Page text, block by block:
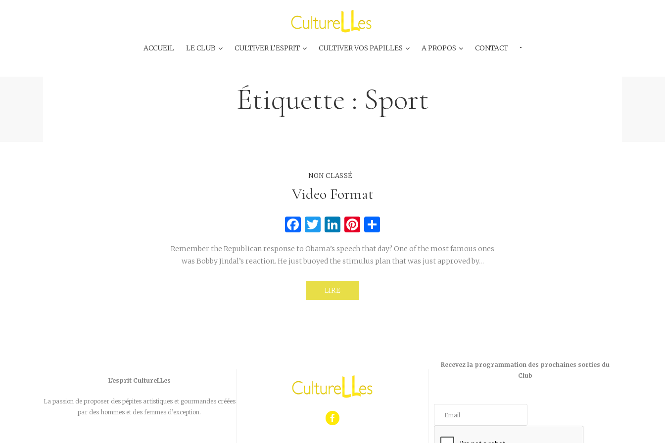
ACCUEIL LE CLUB CULTIVER L’ESPRIT CULTIVER VOS PAPILLES A PROPOS CONTACT ···
Étiquette : Sport
NON CLASSÉ
Video Format
Facebook
Twitter
LinkedIn
Pinterest
Remember the Republican response to Obama’s speech that day? One of the most famous ones
was Bobby Jindal’s reaction. He just buoyed the stimulus plan that was just approved by…
LIRE
L’esprit CultureLLes
La passion de proposer des pépites artistiques et gourmandes créées
par des hommes et des femmes d’exception.
Recevez la programmation des prochaines sorties du
Club